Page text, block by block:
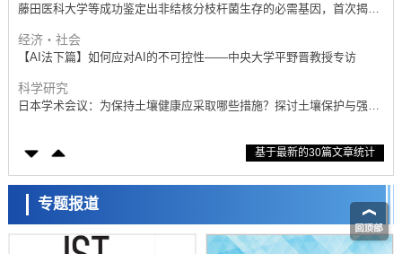
【AI法下篇】如何应对AI的不可控性——中央大学平野晋教授专访
科学研究
日本学术会议：为保持土壤健康应采取哪些措施？探讨土壤保护与强化
科学研究
大阪大学开发基于水氢键网络的温度预测新方法，AI从分子排列信息中
【AI法上篇】如何对“将人生交给AI”保持危机感——中央大学平野晋教
科学研究
庆应义塾大学阐明脑内“游击手”小胶质细胞包裹保护受损神经细胞的机
制，有望用于开发阿尔茨海默病等疾病疗法
科学研究
日本东北大学与横滨橡胶全球首次从纳米尺度揭示橡胶—黄铜粘接界面
基于最新的30篇文章统计
专题报道